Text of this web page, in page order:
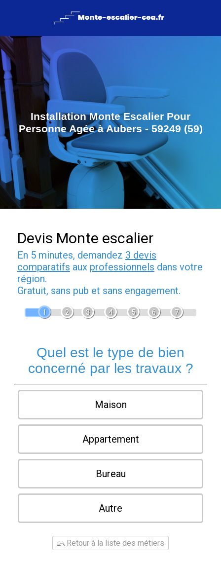
Installation Monte Escalier Pour
Personne Agée à Aubers - 59249 (59)
Devis Monte escalier
En 5 minutes, demandez 3 devis
comparatifs aux professionnels dans votre
région.
Gratuit, sans pub et sans engagement.
1 2 3 4 5 6 7
Quel est le type de bien
concerné par les travaux ?
Maison
Appartement
Bureau
Autre
Retour à la liste des métiers